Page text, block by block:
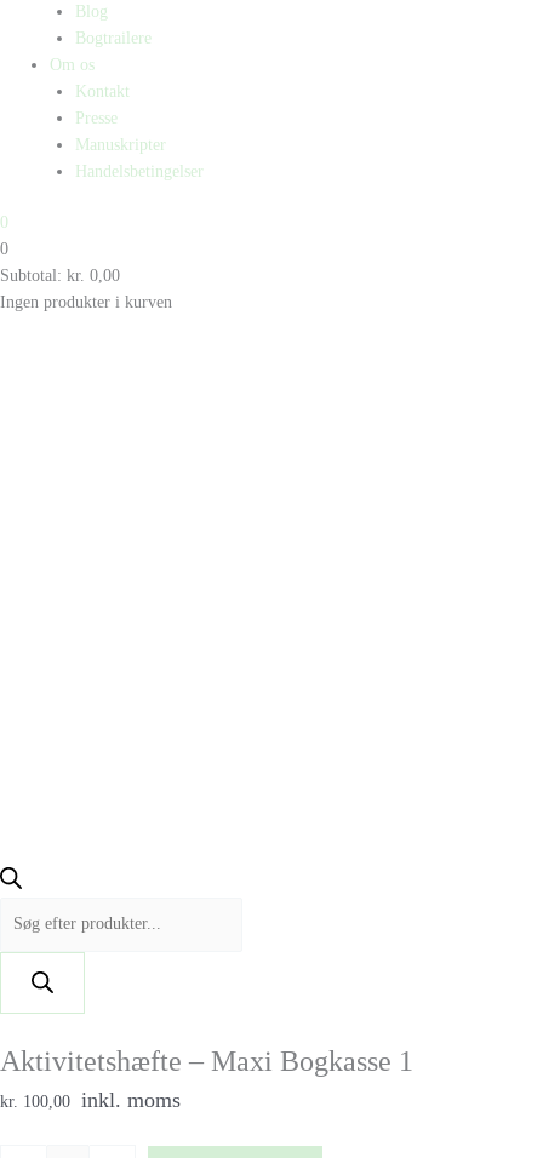
Blog
Bogtrailere
Om os
Kontakt
Presse
Manuskripter
Handelsbetingelser
0
0
Subtotal: kr. 0,00
Ingen produkter i kurven
Aktivitetshæfte – Maxi Bogkasse 1
kr. 100,00 inkl. moms